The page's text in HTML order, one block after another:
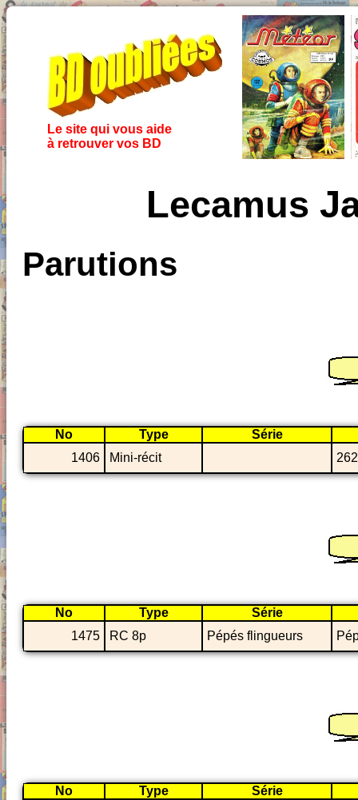
Le site qui vous aide
à retrouver vos BD
Lecamus
Parutions
No Type
Série
1406
Mini-récit
No Type
Série
1475
RC 8p Pépés flingueurs
No Type
Série